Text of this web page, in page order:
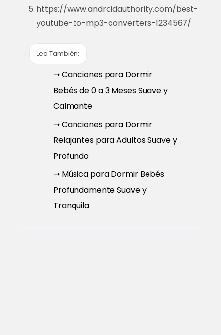
https://www.androidauthority.com/best-
youtube-to-mp3-converters-1234567/
Lea También:
➝ Canciones para Dormir
Bebés de 0 a 3 Meses Suave y
Calmante
➝ Canciones para Dormir
Relajantes para Adultos Suave y
Profundo
➝ Música para Dormir Bebés
Profundamente Suave y
Tranquila